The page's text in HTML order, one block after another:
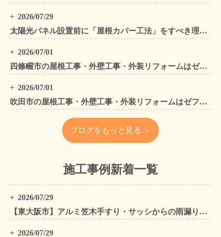
2026/07/29
太陽光パネル設置前に「屋根カバー工法」をすべき理由！葺き替えとの違いや費用・雨漏り対策をプロが解説
2026/07/01
四條畷市の屋根工事・外壁工事・外装リフォームはゼファン！四條畷内の工事事例もご紹介
2026/07/01
吹田市の屋根工事・外壁工事・外装リフォームはゼファン！吹田市内の工事事例もご紹介
ブログをもっと見る ＞
施工事例新着一覧
2026/07/29
【東大阪市】アルミ笠木手すり・サッシからの雨漏りを解消｜外壁金属サイディングカバー工法
2026/07/29